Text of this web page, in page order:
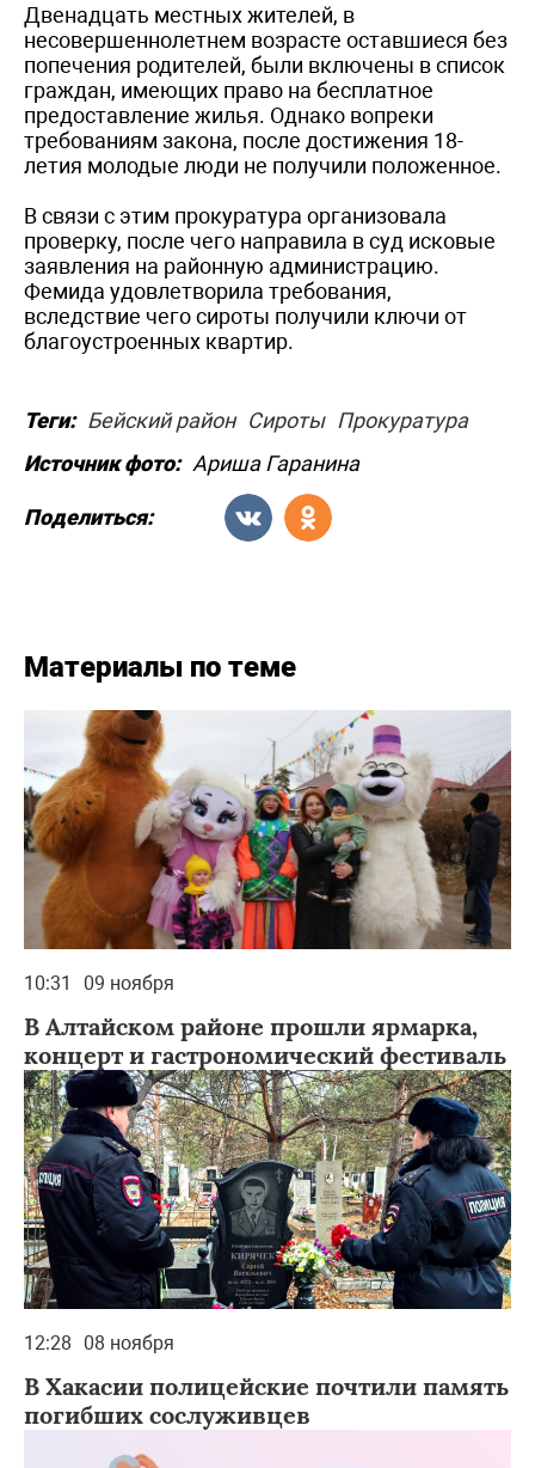
Двенадцать местных жителей, в
несовершеннолетнем возрасте оставшиеся без
попечения родителей, были включены в список
граждан, имеющих право на бесплатное
предоставление жилья. Однако вопреки
требованиям закона, после достижения 18-
летия молодые люди не получили положенное.
В связи с этим прокуратура организовала
проверку, после чего направила в суд исковые
заявления на районную администрацию.
Фемида удовлетворила требования,
вследствие чего сироты получили ключи от
благоустроенных квартир.
Теги: Бейский район Сироты Прокуратура
Источник фото: Ариша Гаранина
Поделиться:
Материалы по теме
10:31 09 ноября
В Алтайском районе прошли ярмарка,
концерт и гастрономический фестиваль
12:28 08 ноября
В Хакасии полицейские почтили память
погибших сослуживцев